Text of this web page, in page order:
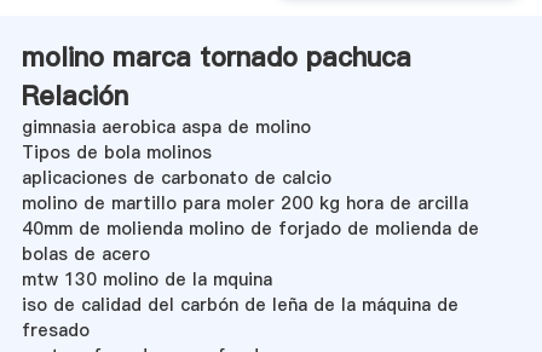
molino marca tornado pachuca
Relación
gimnasia aerobica aspa de molino
Tipos de bola molinos
aplicaciones de carbonato de calcio
molino de martillo para moler 200 kg hora de arcilla
40mm de molienda molino de forjado de molienda de
bolas de acero
mtw 130 molino de la mquina
iso de calidad del carbón de leña de la máquina de
fresado